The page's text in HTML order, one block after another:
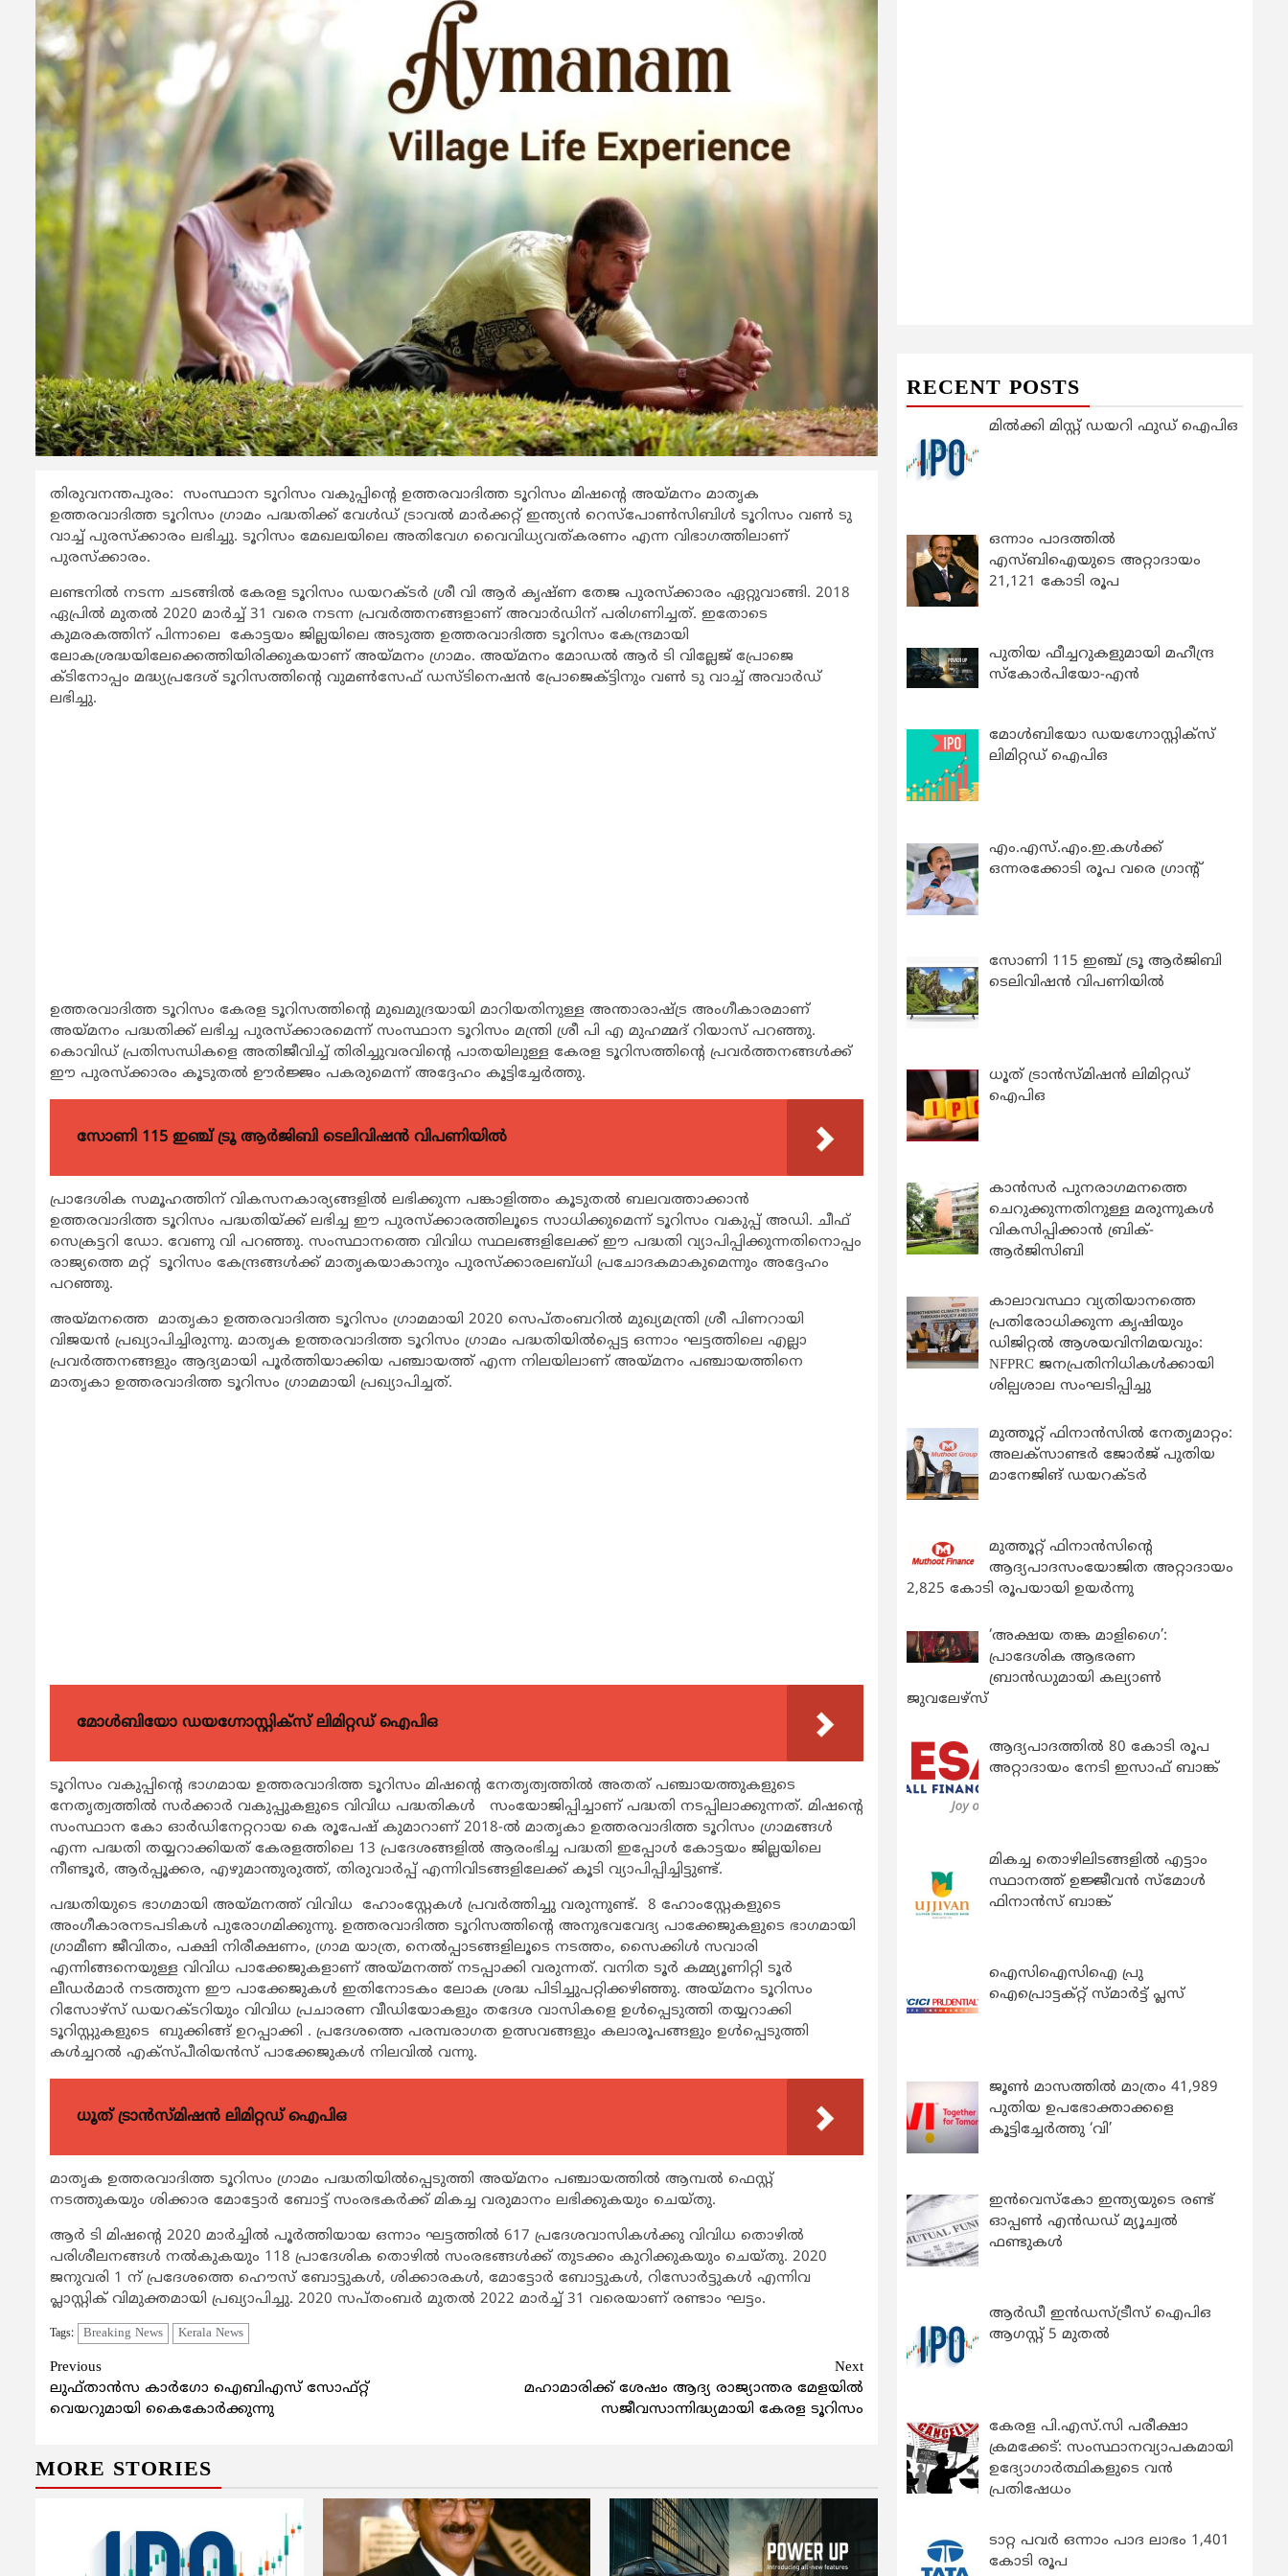
തിരുവനന്തപുരം: സംസ്ഥാന ടൂറിസം വകുപ്പിന്‍റെ ഉത്തരവാദിത്ത ടൂറിസം മിഷന്‍റെ അയ്മനം മാതൃക
ഉത്തരവാദിത്ത ടൂറിസം ഗ്രാമം പദ്ധതിക്ക് വേള്‍ഡ് ട്രാവല്‍ മാര്‍ക്കറ്റ് ഇന്ത്യന്‍ റെസ്പോണ്‍സിബിള്‍ ടൂറിസം വണ്‍ ടു
വാച്ച് പുരസ്ക്കാരം ലഭിച്ചു. ടൂറിസം മേഖലയിലെ അതിവേഗ വൈവിധ്യവത്കരണം എന്ന വിഭാഗത്തിലാണ്
പുരസ്ക്കാരം.
ലണ്ടനില്‍ നടന്ന ചടങ്ങില്‍ കേരള ടൂറിസം ഡയറക്ടര്‍ ശ്രീ വി ആര്‍ കൃഷ്ണ തേജ പുരസ്ക്കാരം ഏറ്റുവാങ്ങി. 2018
ഏപ്രില്‍ മുതല്‍ 2020 മാര്‍ച്ച് 31 വരെ നടന്ന പ്രവര്‍ത്തനങ്ങളാണ് അവാര്‍ഡിന് പരിഗണിച്ചത്. ഇതോടെ
കുമരകത്തിന് പിന്നാലെ കോട്ടയം ജില്ലയിലെ അടുത്ത ഉത്തരവാദിത്ത ടൂറിസം കേന്ദ്രമായി
ലോകശ്രദ്ധയിലേക്കെത്തിയിരിക്കുകയാണ് അയ്മനം ഗ്രാമം. അയ്മനം മോഡല്‍ ആര്‍ ടി വില്ലേജ് പ്രോജെ
ക്ടിനോപ്പം മദ്ധ്യപ്രദേശ് ടൂറിസത്തിന്‍റെ വുമണ്‍സേഫ് ഡസ്ടിനെഷന്‍ പ്രോജെക്ട്ടിനും വണ്‍ ടു വാച്ച് അവാര്‍ഡ്
ലഭിച്ചു.
ഉത്തരവാദിത്ത ടൂറിസം കേരള ടൂറിസത്തിന്‍റെ മുഖമുദ്രയായി മാറിയതിനുള്ള അന്താരാഷ്ട്ര അംഗീകാരമാണ്
അയ്മനം പദ്ധതിക്ക് ലഭിച്ച പുരസ്ക്കാരമെന്ന് സംസ്ഥാന ടൂറിസം മന്ത്രി ശ്രീ പി എ മുഹമ്മദ് റിയാസ് പറഞ്ഞു.
കൊവിഡ് പ്രതിസന്ധികളെ അതിജീവിച്ച് തിരിച്ചുവരവിന്‍റെ പാതയിലുള്ള കേരള ടൂറിസത്തിന്‍റെ പ്രവര്‍ത്തനങ്ങള്‍ക്ക്
ഈ പുരസ്ക്കാരം കൂടുതല്‍ ഊര്‍ജ്ജം പകരുമെന്ന് അദ്ദേഹം കൂട്ടിച്ചേര്‍ത്തു.
സോണി 115 ഇഞ്ച് ട്രൂ ആർജിബി ടെലിവിഷൻ വിപണിയിൽ
പ്രാദേശിക സമൂഹത്തിന് വികസനകാര്യങ്ങളില്‍ ലഭിക്കുന്ന പങ്കാളിത്തം കൂടുതല്‍ ബലവത്താക്കാന്‍
ഉത്തരവാദിത്ത ടൂറിസം പദ്ധതിയ്ക്ക് ലഭിച്ച ഈ പുരസ്ക്കാരത്തിലൂടെ സാധിക്കുമെന്ന് ടൂറിസം വകുപ്പ് അഡി. ചീഫ്
സെക്രട്ടറി ഡോ. വേണു വി പറഞ്ഞു. സംസ്ഥാനത്തെ വിവിധ സ്ഥലങ്ങളിലേക്ക് ഈ പദ്ധതി വ്യാപിപ്പിക്കുന്നതിനൊപ്പം
രാജ്യത്തെ മറ്റ് ടൂറിസം കേന്ദ്രങ്ങള്‍ക്ക് മാതൃകയാകാനും പുരസ്ക്കാരലബ്ധി പ്രചോദകമാകുമെന്നും അദ്ദേഹം
പറഞ്ഞു.
അയ്മനത്തെ മാതൃകാ ഉത്തരവാദിത്ത ടൂറിസം ഗ്രാമമായി 2020 സെപ്തംബറില്‍ മുഖ്യമന്ത്രി ശ്രീ പിണറായി
വിജയന്‍ പ്രഖ്യാപിച്ചിരുന്നു. മാതൃക ഉത്തരവാദിത്ത ടൂറിസം ഗ്രാമം പദ്ധതിയില്‍പ്പെട്ട ഒന്നാം ഘട്ടത്തിലെ എല്ലാ
പ്രവര്‍ത്തനങ്ങളും ആദ്യമായി പൂര്‍ത്തിയാക്കിയ പഞ്ചായത്ത് എന്ന നിലയിലാണ് അയ്മനം പഞ്ചായത്തിനെ
മാതൃകാ ഉത്തരവാദിത്ത ടൂറിസം ഗ്രാമമായി പ്രഖ്യാപിച്ചത്.
മോൾബിയോ ഡയഗ്നോസ്റ്റിക്സ് ലിമിറ്റഡ് ഐപിഒ
ടൂറിസം വകുപ്പിന്‍റെ ഭാഗമായ ഉത്തരവാദിത്ത ടൂറിസം മിഷന്‍റെ നേതൃത്വത്തില്‍ അതത് പഞ്ചായത്തുകളുടെ
നേതൃത്വത്തില്‍ സര്‍ക്കാര്‍ വകുപ്പുകളുടെ വിവിധ പദ്ധതികള്‍ സംയോജിപ്പിച്ചാണ് പദ്ധതി നടപ്പിലാക്കുന്നത്. മിഷന്‍റെ
സംസ്ഥാന കോ ഓര്‍ഡിനേറ്ററായ കെ രൂപേഷ് കുമാറാണ് 2018-ല്‍ മാതൃകാ ഉത്തരവാദിത്ത ടൂറിസം ഗ്രാമങ്ങള്‍
എന്ന പദ്ധതി തയ്യറാക്കിയത് കേരളത്തിലെ 13 പ്രദേശങ്ങളില്‍ ആരംഭിച്ച പദ്ധതി ഇപ്പോള്‍ കോട്ടയം ജില്ലയിലെ
നീണ്ടൂര്‍, ആര്‍പ്പൂക്കര, എഴുമാന്തുരുത്ത്, തിരുവാര്‍പ്പ് എന്നിവിടങ്ങളിലേക്ക് കൂടി വ്യാപിപ്പിച്ചിട്ടുണ്ട്.
പദ്ധതിയുടെ ഭാഗമായി അയ്മനത്ത് വിവിധ ഹോംസ്റ്റേകള്‍ പ്രവര്‍ത്തിച്ചു വരുന്നുണ്ട്. 8 ഹോംസ്റ്റേകളുടെ
അംഗീകാരനടപടികള്‍ പുരോഗമിക്കുന്നു. ഉത്തരവാദിത്ത ടൂറിസത്തിന്‍റെ അനുഭവവേദ്യ പാക്കേജുകളുടെ ഭാഗമായി
ഗ്രാമീണ ജീവിതം, പക്ഷി നിരീക്ഷണം, ഗ്രാമ യാത്ര, നെല്‍പ്പാടങ്ങളിലൂടെ നടത്തം, സൈക്കിള്‍ സവാരി
എന്നിങ്ങനെയുള്ള വിവിധ പാക്കേജുകളാണ് അയ്മനത്ത് നടപ്പാക്കി വരുന്നത്. വനിത ടൂര്‍ കമ്മ്യൂണിറ്റി ടൂര്‍
ലീഡര്‍മാര്‍ നടത്തുന്ന ഈ പാക്കേജുകള്‍ ഇതിനോടകം ലോക ശ്രദ്ധ പിടിച്ചുപറ്റിക്കഴിഞ്ഞു. അയ്മനം ടൂറിസം
റിസോഴ്സ് ഡയറക്ടറിയും വിവിധ പ്രചാരണ വീഡിയോകളും തദേശ വാസികളെ ഉള്‍പ്പെടുത്തി തയ്യറാക്കി
ടൂറിസ്റ്റുകളുടെ ബുക്കിങ്ങ് ഉറപ്പാക്കി . പ്രദേശത്തെ പരമ്പരാഗത ഉത്സവങ്ങളും കലാരൂപങ്ങളും ഉള്‍പ്പെടുത്തി
കള്‍ച്ചറല്‍ എക്സ്പീരിയന്‍സ് പാക്കേജുകള്‍ നിലവില്‍ വന്നു.
ധൂത് ട്രാൻസ്മിഷൻ ലിമിറ്റഡ് ഐപിഒ
മാതൃക ഉത്തരവാദിത്ത ടൂറിസം ഗ്രാമം പദ്ധതിയില്‍പ്പെടുത്തി അയ്മനം പഞ്ചായത്തില്‍ ആമ്പല്‍ ഫെസ്റ്റ്
നടത്തുകയും ശിക്കാര മോട്ടോര്‍ ബോട്ട് സംരഭകര്‍ക്ക് മികച്ച വരുമാനം ലഭിക്കുകയും ചെയ്തു.
ആര്‍ ടി മിഷന്‍റെ 2020 മാര്‍ച്ചില്‍ പൂര്‍ത്തിയായ ഒന്നാം ഘട്ടത്തില്‍ 617 പ്രദേശവാസികള്‍ക്കു വിവിധ തൊഴില്‍
പരിശീലനങ്ങള്‍ നല്‍കുകയും 118 പ്രാദേശിക തൊഴില്‍ സംരഭങ്ങള്‍ക്ക് തുടക്കം കുറിക്കുകയും ചെയ്തു. 2020
ജനുവരി 1 ന് പ്രദേശത്തെ ഹൌസ് ബോട്ടുകള്‍, ശിക്കാരകള്‍, മോട്ടോര്‍ ബോട്ടുകള്‍, റിസോര്‍ട്ടുകള്‍ എന്നിവ
പ്ലാസ്റ്റിക് വിമുക്തമായി പ്രഖ്യാപിച്ചു. 2020 സപ്തംബര്‍ മുതല്‍ 2022 മാര്‍ച്ച് 31 വരെയാണ് രണ്ടാം ഘട്ടം.
Tags: Breaking News Kerala News
Continue
Reading
Previous
ലുഫ്താന്‍സ കാര്‍ഗോ ഐബിഎസ് സോഫ്റ്റ്
വെയറുമായി കൈകോര്‍ക്കുന്നു
Next
മഹാമാരിക്ക് ശേഷം ആദ്യ രാജ്യാന്തര മേളയില്‍
സജീവസാന്നിദ്ധ്യമായി കേരള ടൂറിസം
MORE STORIES
RECENT POSTS
മിൽക്കി മിസ്റ്റ് ഡയറി ഫുഡ് ഐപിഒ
ഒന്നാം പാദത്തിൽ
എസ്ബിഐയുടെ അറ്റാദായം
21,121 കോടി രൂപ
പുതിയ ഫീച്ചറുകളുമായി മഹീന്ദ്ര
സ്കോർപിയോ-എൻ
മോൾബിയോ ഡയഗ്നോസ്റ്റിക്സ്
ലിമിറ്റഡ് ഐപിഒ
എം.എസ്.എം.ഇ.കൾക്ക്
ഒന്നരക്കോടി രൂപ വരെ ഗ്രാന്റ്
സോണി 115 ഇഞ്ച് ട്രൂ ആർജിബി
ടെലിവിഷൻ വിപണിയിൽ
ധൂത് ട്രാൻസ്മിഷൻ ലിമിറ്റഡ്
ഐപിഒ
കാന്‍സര്‍ പുനരാഗമനത്തെ
ചെറുക്കുന്നതിനുള്ള മരുന്നുകള്‍
വികസിപ്പിക്കാന്‍ ബ്രിക്-
ആര്‍ജിസിബി
കാലാവസ്ഥാ വ്യതിയാനത്തെ
പ്രതിരോധിക്കുന്ന കൃഷിയും
ഡിജിറ്റൽ ആശയവിനിമയവും:
NFPRC ജനപ്രതിനിധികൾക്കായി
ശില്പശാല സംഘടിപ്പിച്ചു
മുത്തൂറ്റ് ഫിനാൻസിൽ നേതൃമാറ്റം:
അലക്സാണ്ടർ ജോർജ് പുതിയ
മാനേജിങ് ഡയറക്ടർ
മുത്തൂറ്റ് ഫിനാൻസിന്റെ
ആദ്യപാദസംയോജിത അറ്റാദായം
2,825 കോടി രൂപയായി ഉയർന്നു
‘അക്ഷയ തങ്ക മാളിഗൈ’:
പ്രാദേശിക ആഭരണ
ബ്രാന്‍ഡുമായി കല്യാണ്‍
ജുവലേഴ്‌സ്
ആദ്യപാദത്തിൽ 80 കോടി രൂപ
അറ്റാദായം നേടി ഇസാഫ് ബാങ്ക്
മികച്ച തൊഴിലിടങ്ങളിൽ എട്ടാം
സ്ഥാനത്ത് ഉജ്ജീവൻ സ്മോൾ
ഫിനാൻസ് ബാങ്ക്
ഐസിഐസിഐ പ്രു
ഐപ്രൊട്ടക്റ്റ് സ്മാർട്ട് പ്ലസ്
ജൂൺ മാസത്തിൽ മാത്രം 41,989
പുതിയ ഉപഭോക്താക്കളെ
കൂട്ടിച്ചേർത്തു ‘വി’
ഇന്‍വെസ്കോ ഇന്ത്യയുടെ രണ്ട്
ഓപ്പണ്‍ എന്‍ഡഡ് മ്യൂച്വല്‍
ഫണ്ടുകള്‍
ആർഡീ ഇൻഡസ്ട്രീസ് ഐപിഒ
ആഗസ്റ്റ് 5 മുതൽ
കേരള പി.എസ്.സി പരീക്ഷാ
ക്രമക്കേട്: സംസ്ഥാനവ്യാപകമായി
ഉദ്യോഗാര്‍ത്ഥികളുടെ വന്‍
പ്രതിഷേധം
ടാറ്റ പവർ ഒന്നാം പാദ ലാഭം 1,401
കോടി രൂപ